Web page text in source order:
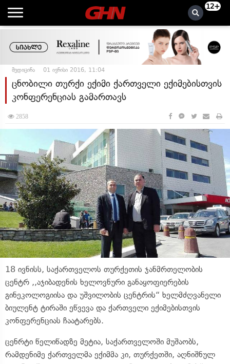
12+
მედიცინა 01 ივნისი 2016, 11:04
ცნობილი თურქი ექიმი ქართველი ექიმებისთვის
კონფერენციას გამართავს
2858
18 ივნისს, საქართველოს თურქეთის ჯანმრთელობის
ცენტრ ,,აჯიბადენის ხელოვნური განაყოფიერების
გინეკოლოგიისა და უშვილობის ცენტრის“ ხელმძღვანელი
ბიულენტ ტირაში ეწვევა და ქართველი ექიმებისთვის
კონფერენციას ჩაატარებს.
ცენრტი წელიწადზე მეტია, საქართველოში მუშაობს,
რამდენიმე ქართველმა ექიმმა კი, თურქეთში, აღნიშნულ